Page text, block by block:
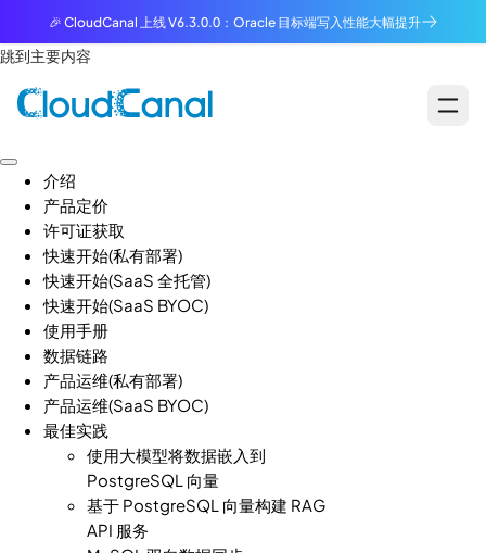
🎉 CloudCanal 上线 V6.3.0.0：Oracle 目标端写入性能大幅提升
跳到主要内容
介绍
产品定价
许可证获取
快速开始(私有部署)
快速开始(SaaS 全托管)
快速开始(SaaS BYOC)
使用手册
数据链路
产品运维(私有部署)
产品运维(SaaS BYOC)
最佳实践
使用大模型将数据嵌入到
PostgreSQL 向量
基于 PostgreSQL 向量构建 RAG
API 服务